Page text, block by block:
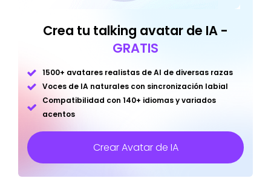
Crea tu talking avatar de IA -
GRATIS
1500+ avatares realistas de AI de diversas razas
Voces de IA naturales con sincronización labial
Compatibilidad con 140+ idiomas y variados
acentos
Crear Avatar de IA